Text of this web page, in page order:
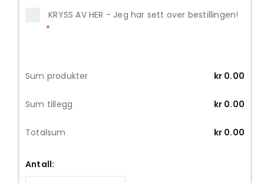
KRYSS AV HER - Jeg har sett over bestillingen!
*
Sum produkter kr 0.00
Sum tillegg kr 0.00
Totalsum kr 0.00
Antall: